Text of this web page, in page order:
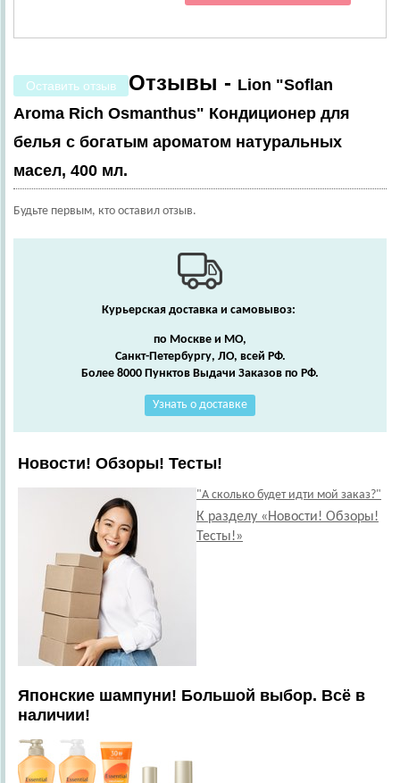
Оставить отзыв Отзывы - Lion "Soflan
Aroma Rich Osmanthus" Кондиционер для
белья с богатым ароматом натуральных
масел, 400 мл.
Будьте первым, кто оставил отзыв.
Курьерская доставка и самовывоз:
по Москве и МО,
Санкт-Петербургу, ЛО, всей РФ.
Более 8000 Пунктов Выдачи Заказов по РФ.
Узнать о доставке
Новости! Обзоры! Тесты!
"А сколько будет идти мой заказ?"
К разделу «Новости! Обзоры!
Тесты!»
Японские шампуни! Большой выбор. Всё в
наличии!